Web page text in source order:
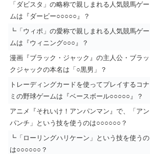
「ダビスタ」の略称で親しまれる人気競馬ゲー
ムは『ダービー○○○○○』？
┗「ウィポ」の愛称で親しまれる人気競馬ゲー
ムは『ウィニング○○○』？
漫画『ブラック・ジャック』の主人公・ブラッ
クジャックの本名は「○黒男」？
トレーディングカードを使ってプレイするコナ
ミの野球ゲームは『ベースボール○○○○○』？
アニメ『それいけ！アンパンマン』で、「アン
パンチ」という技を使うのは○○○○○○？
┗「ローリングハリケーン」という技を使うの
は○○○○○○？